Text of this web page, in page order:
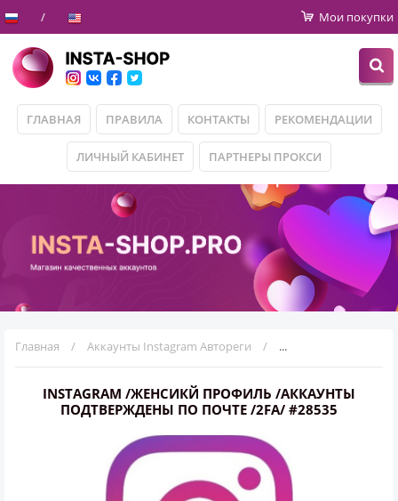
Мои покупки
ГЛАВНАЯ ПРАВИЛА КОНТАКТЫ РЕКОМЕНДАЦИИ
ЛИЧНЫЙ КАБИНЕТ ПАРТНЕРЫ ПРОКСИ
Главная Аккаунты Instagram Автореги INSTAGRAM /
INSTAGRAM /ЖЕНСИКЙ ПРОФИЛЬ /АККАУНТЫ
ПОДТВЕРЖДЕНЫ ПО ПОЧТЕ /2FA/ #28535